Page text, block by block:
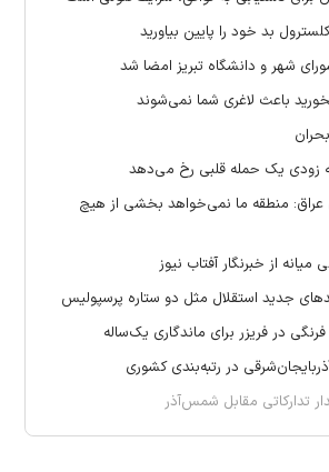
بد خود را پایین بیاورید
شهر و دانشگاه تبریز امضا شد
باعث لاغری شما نمی‌شوند
زودی یک حمله قلبی رخ می‌دهد
منطقه ما نمی‌خواهد بخشی از هیچ
میانه از خبرنگار آفتاب نیوز
جدید استقلال مثل دو ستاره پرسپولیس
در فریزر برای ماندگاری یک‌ساله
در رتبه‌بندی کشوری
تدارکاتی مقابل شمس‌آذر